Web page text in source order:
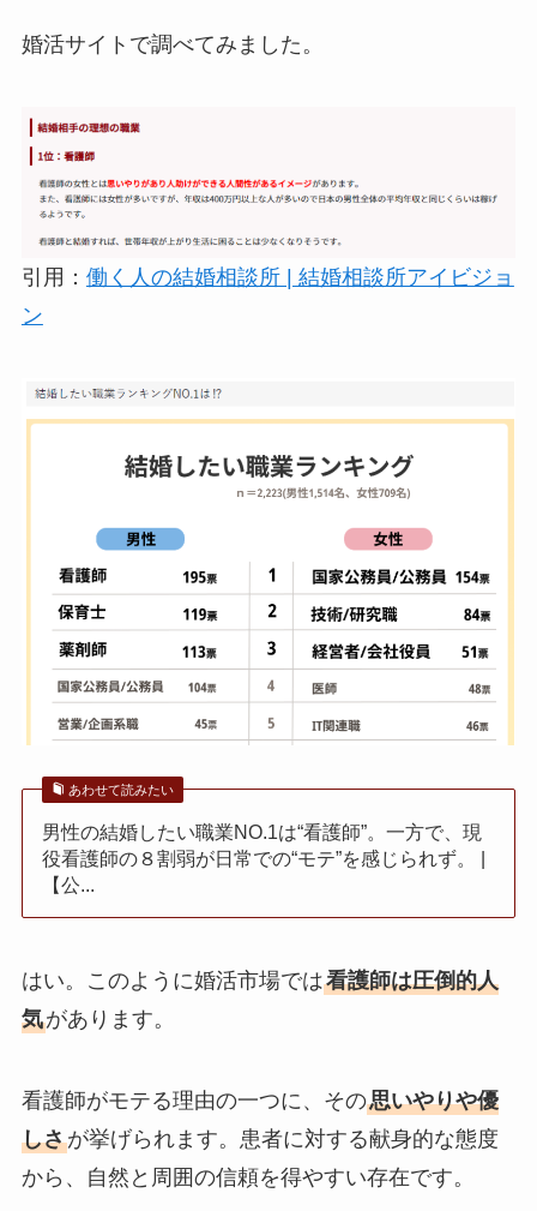
婚活サイトで調べてみました。
引用： 働く人の結婚相談所 | 結婚相談所アイビジョ
ン
あわせて読みたい
男性の結婚したい職業NO.1は“看護師”。一方で、現
役看護師の８割弱が日常での“モテ”を感じられず。 |
【公...
はい。このように婚活市場では看護師は圧倒的人
気があります。
看護師がモテる理由の一つに、その思いやりや優
しさが挙げられます。患者に対する献身的な態度
から、自然と周囲の信頼を得やすい存在です。